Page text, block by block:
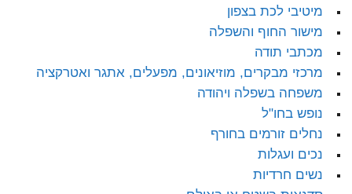
מיטיבי לכת בצפון
מישור החוף והשפלה
מכתבי תודה
מרכזי מבקרים, מוזיאונים, מפעלים, אתגר ואטרקציה
משפחה בשפלה ויהודה
נופש בחו"ל
נחלים זורמים בחורף
נכים ועגלות
נשים חרדיות